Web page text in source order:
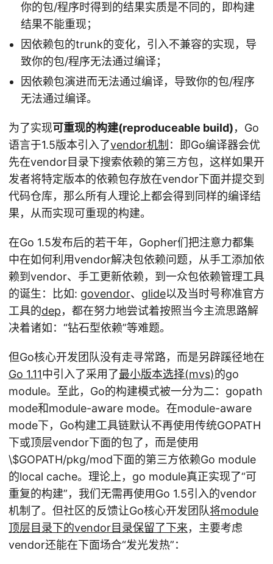
你的包/程序时得到的结果实质是不同的，即构建
结果不能重现；
因依赖包的trunk的变化，引入不兼容的实现，导
致你的包/程序无法通过编译；
因依赖包演进而无法通过编译，导致你的包/程序
无法通过编译。
为了实现可重现的构建(reproduceable build)，Go
语言于1.5版本引入了vendor机制 ：即Go编译器会优
先在vendor目录下搜索依赖的第三方包，这样如果开
发者将特定版本的依赖包存放在vendor下面并提交到
代码仓库，那么所有人理论上都会得到同样的编译结
果，从而实现可重现的构建。
在Go 1.5发布后的若干年，Gopher们把注意力都集
中在如何利用vendor解决包依赖问题，从手工添加依
赖到vendor、手工更新依赖，到一众包依赖管理工具
的诞生：比如: govendor、 glide以及当时号称准官方
工具的dep，都在努力地尝试着按照当今主流思路解
决着诸如：“钻石型依赖”等难题。
但Go核心开发团队没有走寻常路，而是另辟蹊径地在
Go 1.11中引入了采用了最小版本选择(mvs)的go
module。至此，Go的构建模式被一分为二：gopath
mode和module-aware mode。在module-aware
mode下，Go构建工具链默认不再使用传统GOPATH
下或顶层vendor下面的包了，而是使用
\$GOPATH/pkg/mod下面的第三方依赖Go module
的local cache。理论上，go module真正实现了“可
重复的构建”，我们无需再使用Go 1.5引入的vendor
机制了。但社区的反馈让Go核心开发团队将module
顶层目录下的vendor目录保留了下来，主要考虑
vendor还能在下面场合“发光发热”：